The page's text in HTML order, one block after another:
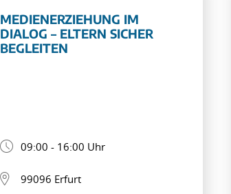
MEDIENERZIEHUNG IM
DIALOG – ELTERN SICHER
BEGLEITEN
09:00 - 16:00 Uhr
99096 Erfurt